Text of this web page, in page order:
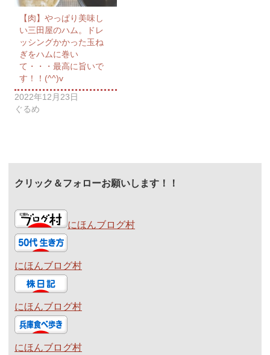
【肉】やっぱり美味し
い三田屋のハム。ドレ
ッシングかかった玉ね
ぎをハムに巻い
て・・・最高に旨いで
す！！(^^)v
2022年12月23日
ぐるめ
クリック＆フォローお願いします！！
にほんブログ村
にほんブログ村
にほんブログ村
にほんブログ村